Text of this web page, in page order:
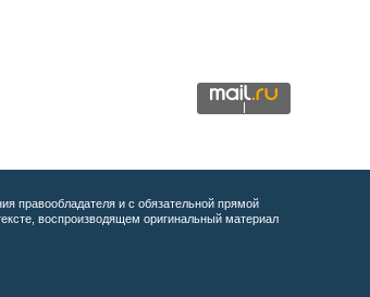
правообладателя и с обязательной прямой
воспроизводящем оригинальный материал